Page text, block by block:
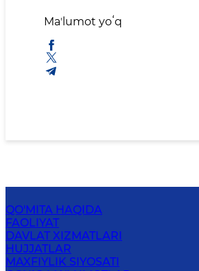
Maʼlumot yoʻq
QO'MITA HAQIDA
FAOLIYAT
DAVLAT XIZMATLARI
HUJJATLAR
MAXFIYLIK SIYOSATI